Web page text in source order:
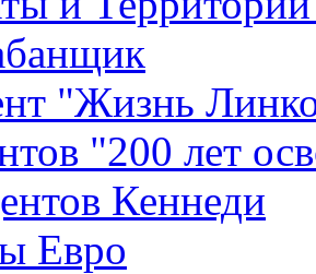
"Жизнь
"200 лет
Кеннеди
Евро